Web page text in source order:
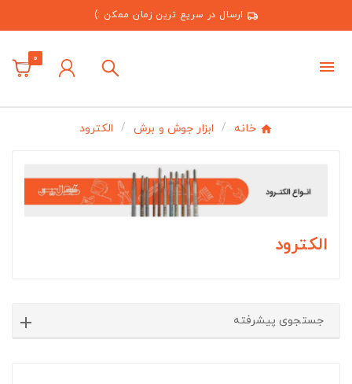
ارسال در سریع ترین زمان ممکن :)
0
خانه ابزار جوش و برش الکترود
الکترود
جستجوی پیشرفته